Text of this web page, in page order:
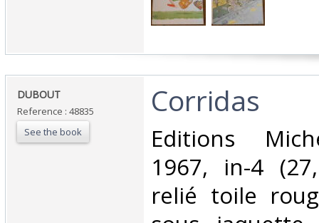
‎DUBOUT‎
Reference : 48835
See the book
‎Corridas‎
‎Editions
1967, in-4
relié toile